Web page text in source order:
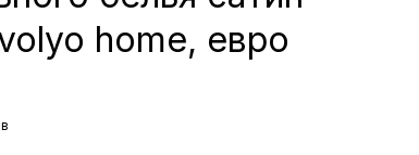
home, евро